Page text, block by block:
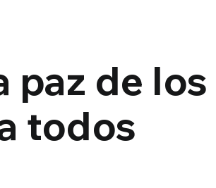
paz de
todos